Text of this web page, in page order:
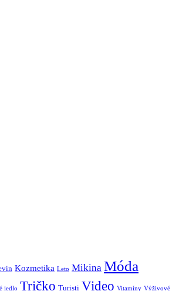
Kozmetika Leto Mikina Móda
jedlo Tričko Turisti Video Vitamíny Výživové